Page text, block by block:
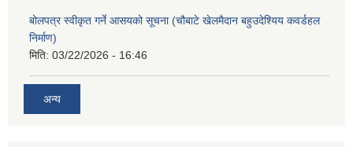
बोलपत्र स्वीकृत गर्ने आसयको सूचना (चौबाटे खेलमैदान बहुउदेश्यिय कवर्डहल
निर्माण)
मिति: 03/22/2026 - 16:46
अन्य